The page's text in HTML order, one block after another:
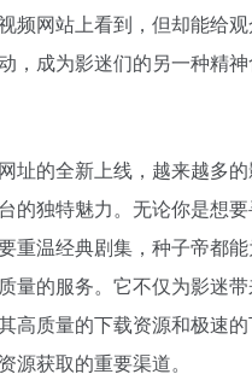
频网站上看到，但却能给
，成为影迷们的另一种精神
址的全新上线，越来越多
的独特魅力。无论你是想
重温经典剧集，种子帝都
量的服务。它不仅为影迷
高质量的下载资源和极速
源获取的重要渠道。